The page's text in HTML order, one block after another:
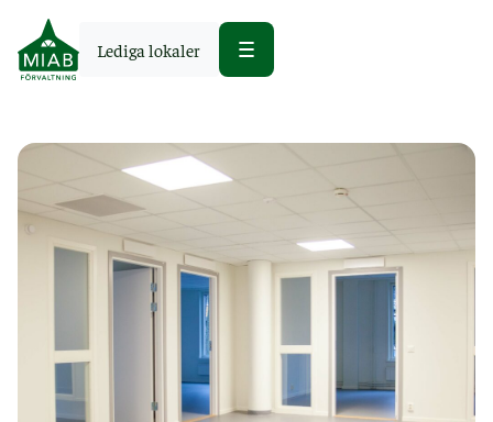
Lediga lokaler